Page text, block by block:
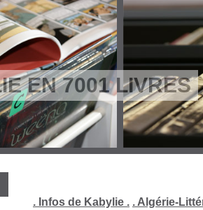
EN 7001 LIVRES
. Infos de Kabylie . . Algérie-